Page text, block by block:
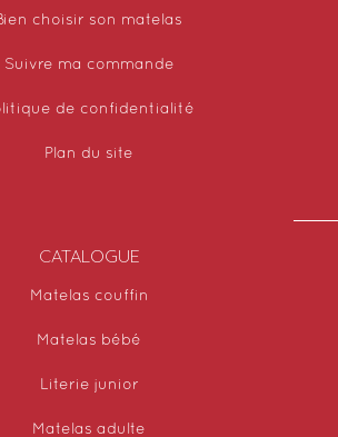
choisir son matelas
Suivre ma commande
de confidentialité
Plan du site
CATALOGUE
Matelas couffin
Matelas bébé
Literie junior
Matelas adulte